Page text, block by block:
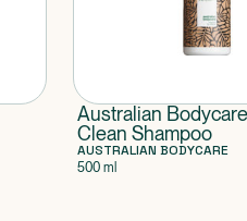
Australian
Clean Shampoo
AUSTRALIAN BODYCARE
500 ml